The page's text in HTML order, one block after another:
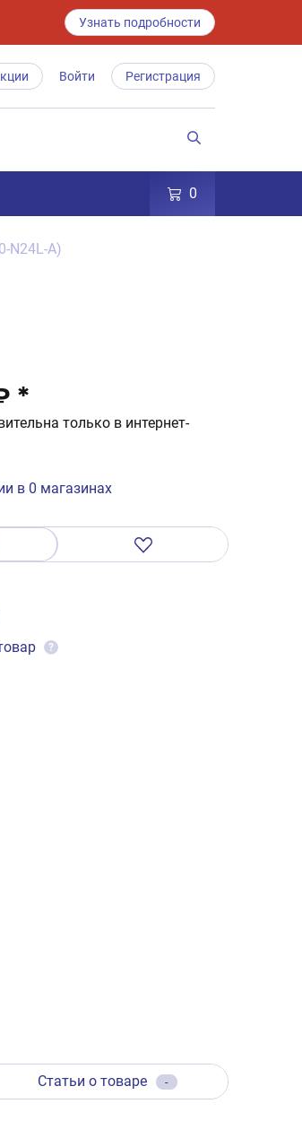
Узнать подробности
Войти Регистрация
0
N24L-A)
*
только в интернет-
в 0 магазинах
?
Статьи о товаре -